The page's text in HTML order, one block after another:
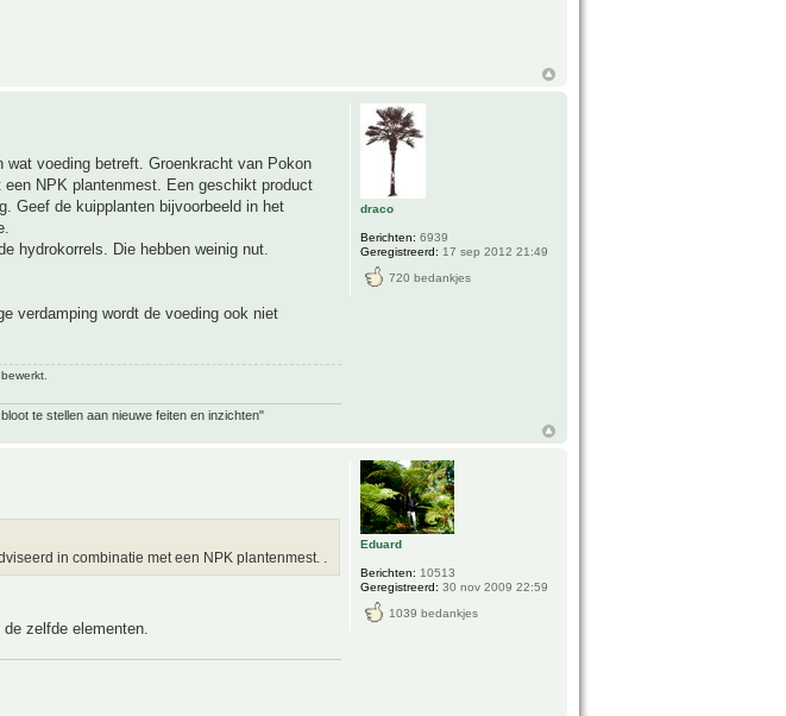
wat voeding betreft. Groenkracht van Pokon
NPK plantenmest. Een geschikt product
Geef de kuipplanten bijvoorbeeld in het
hydrokorrels. Die hebben weinig nut.
verdamping wordt de voeding ook niet
te stellen aan nieuwe feiten en inzichten"
draco
Berichten: 6939
Geregistreerd: 17 sep 2012 21:49
720 bedankjes
in combinatie met een NPK plantenmest. .
zelfde elementen.
Eduard
Berichten: 10513
Geregistreerd: 30 nov 2009 22:59
1039 bedankjes